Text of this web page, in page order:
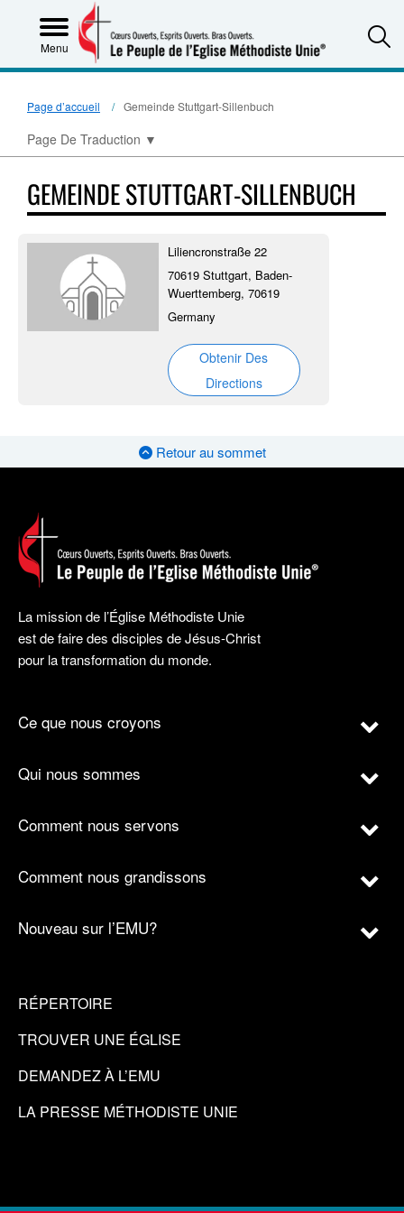
Menu
Page d’accueil Gemeinde Stuttgart-Sillenbuch
Page De Traduction ▼
GEMEINDE STUTTGART-SILLENBUCH
Liliencronstraße 22
70619 Stuttgart, Baden-
Wuerttemberg, 70619
Germany
Obtenir Des
Directions
Retour au sommet
La mission de l’Église Méthodiste Unie
est de faire des disciples de Jésus-Christ
pour la transformation du monde.
Ce que nous croyons
Qui nous sommes
Comment nous servons
Comment nous grandissons
Nouveau sur l’EMU?
RÉPERTOIRE
TROUVER UNE ÉGLISE
DEMANDEZ À L’EMU
LA PRESSE MÉTHODISTE UNIE